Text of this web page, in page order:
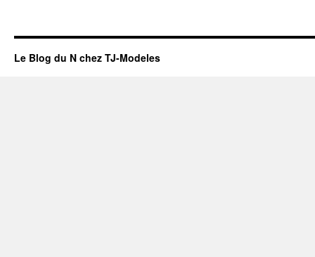
Le Blog du N chez TJ-Modeles